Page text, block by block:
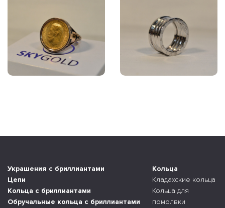
Украшения с бриллиантами
Цепи
Кольца с бриллиантами
Обручальные кольца с бриллиантами
Кольца
Кладахские кольца
Кольца для
помолвки